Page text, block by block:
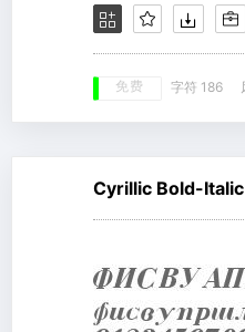
免费 字符 186
Cyrillic Bold-Italic